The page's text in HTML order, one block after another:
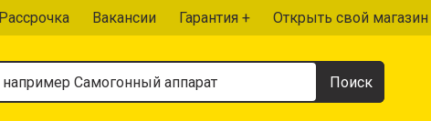
Рассрочка Вакансии Гарантия + Открыть свой магазин